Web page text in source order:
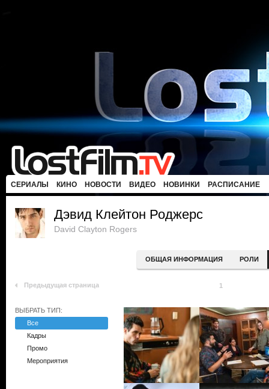
СЕРИАЛЫ КИНО НОВОСТИ ВИДЕО НОВИНКИ РАСПИСАНИЕ
Дэвид Клейтон Роджерс
David Clayton Rogers
ОБЩАЯ ИНФОРМАЦИЯ РОЛИ
Предыдущая страница 1
ВЫБРАТЬ ТИП:
Все
Кадры
Промо
Мероприятия